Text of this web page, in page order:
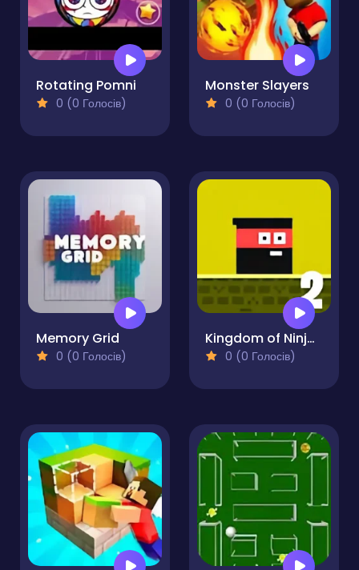
Rotating Pomni
0 (0 Голосів)
Monster Slayers
0 (0 Голосів)
Memory Grid
0 (0 Голосів)
Kingdom of Ninja 2
0 (0 Голосів)